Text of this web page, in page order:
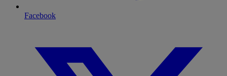
Facebook